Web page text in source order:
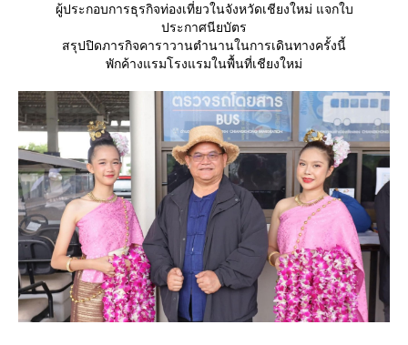
ผู้ประกอบการธุรกิจท่องเที่ยวในจังหวัดเชียงใหม่ แจกใบ
ประกาศนียบัตร
สรุปปิดภารกิจคาราวานตำนานในการเดินทางครั้งนี้
พักค้างแรมโรงแรมในพื้นที่เชียงใหม่